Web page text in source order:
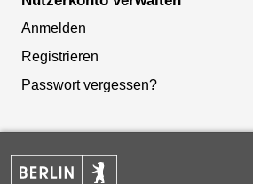
Anmelden
Registrieren
Passwort vergessen?